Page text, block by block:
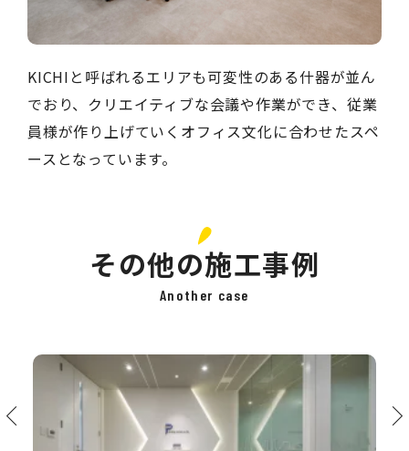
KICHIと呼ばれるエリアも可変性のある什器が並ん
でおり、クリエイティブな会議や作業ができ、従業
員様が作り上げていくオフィス文化に合わせたスペ
ースとなっています。
その他の施工事例
Another case